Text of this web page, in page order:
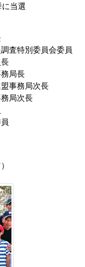
当選
査特別委員会委員
局長
事務局次長
局次長